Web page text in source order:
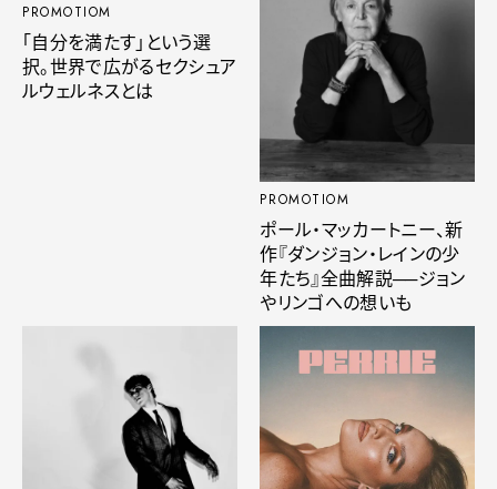
PROMOTIOM
「自分を満たす」という選
択。世界で広がるセクシュア
ルウェルネスとは
PROMOTIOM
ポール・マッカートニー、新
作『ダンジョン・レインの少
年たち』全曲解説──ジョン
やリンゴへの想いも